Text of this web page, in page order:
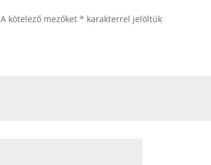
A kötelező mezőket* karakterrel jelöltük